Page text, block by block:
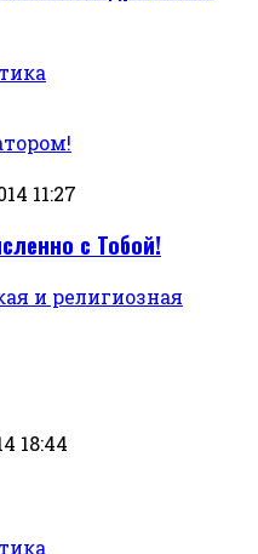
11:27
с Тобой!
и религиозная
18:44